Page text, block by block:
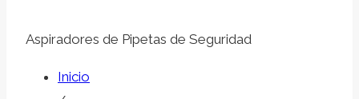
Aspiradores de Pipetas de Seguridad
Inicio